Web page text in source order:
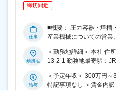
通りに製作されているか
状、国内の建築設備で
て、電気やガスによる熱
来当社が得意としてき
いる。そのため当社が得
を活かせる、新市場開
組んでいるが、プラント
めた表記です。
締切間近
■概要： 圧力容器・塔槽
産業機械についての営
設備業者・エンジニア
引合を受ける ⇒顧客の希
様子等を把握 ⇒積算・
（製品の内容、受注金額
＜勤務地詳細＞ 本社 住
13-2-1 勤務地最寄駅：JR函館本線／発寒駅 受動喫煙対
＜予定年収＞ 300万円～380万円 ＜賃金形
特記事項なし ＜賃金内訳＞ 月額（基本給）：180,000円